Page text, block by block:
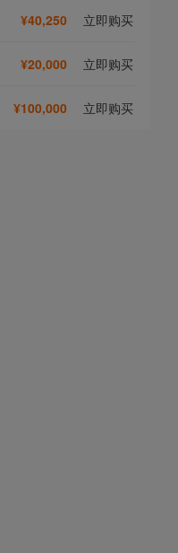
¥40,250 立即购买
¥20,000 立即购买
¥100,000 立即购买